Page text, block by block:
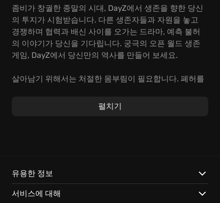
좀비가 창궐한 종말의 시대, DayZ에서 생존을 향한 당신
의 투지가 시험받습니다. 다른 생존자들과 자원을 놓고
경쟁하며 협력과 배신 사이를 오가는 드라마, 예측 불허
의 이야기가 당신을 기다립니다. 궁극의 오픈 월드 생존
게임, DayZ에서 당신만의 역사를 만들어 보세요.
살아남기 위해서는 처절한 몸부림이 필요합니다. 폐허를
없이 몰려드는 좀비 떼에 맞서 싸울 무기를 확보해야 합
DayZ의 세계에서는:
광활한 오픈 월드를 탐험하며 예측 불가능한 날씨 변화에
펼치기
유용한 정보
서비스에 대해